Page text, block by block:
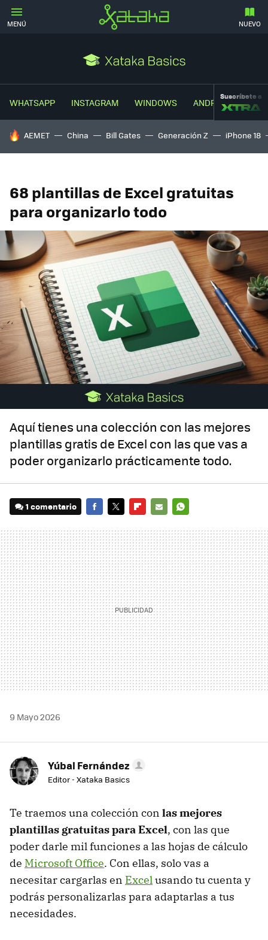
MENÚ NUEVO
WHATSAPP INSTAGRAM WINDOWS ANDROIDSuscríbete a
HOY SE HABLA DE
AEMET China Bill Gates Generación Z iPhone 18
68 plantillas de Excel gratuitas
para organizarlo todo
Aquí tienes una colección con las mejores
plantillas gratis de Excel con las que vas a
poder organizarlo prácticamente todo.
1 comentario
MAIL
9 Mayo 2026
Yúbal Fernández
Editor - Xataka Basics
Te traemos una colección con las mejores
plantillas gratuitas para Excel, con las que
poder darle mil funciones a las hojas de cálculo
de Microsoft Office. Con ellas, solo vas a
necesitar cargarlas en Excelusando tu cuenta y
podrás personalizarlas para adaptarlas a tus
necesidades.